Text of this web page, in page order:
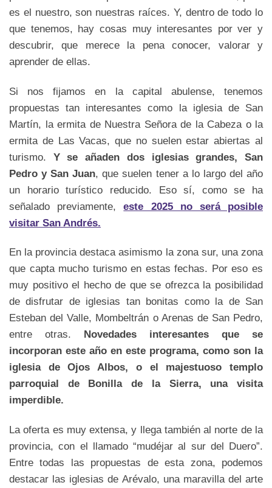
es el nuestro, son nuestras raíces. Y, dentro de todo lo
que tenemos, hay cosas muy interesantes por ver y
descubrir, que merece la pena conocer, valorar y
aprender de ellas.
Si nos fijamos en la capital abulense, tenemos
propuestas tan interesantes como la iglesia de San
Martín, la ermita de Nuestra Señora de la Cabeza o la
ermita de Las Vacas, que no suelen estar abiertas al
turismo. Y se añaden dos iglesias grandes, San
Pedro y San Juan, que suelen tener a lo largo del año
un horario turístico reducido. Eso sí, como se ha
señalado previamente,este 2025 no será posible
visitar San Andrés.
En la provincia destaca asimismo la zona sur, una zona
que capta mucho turismo en estas fechas. Por eso es
muy positivo el hecho de que se ofrezca la posibilidad
de disfrutar de iglesias tan bonitas como la de San
Esteban del Valle, Mombeltrán o Arenas de San Pedro,
entre otras. Novedades interesantes que se
incorporan este año en este programa, como son la
iglesia de Ojos Albos, o el majestuoso templo
parroquial de Bonilla de la Sierra, una visita
imperdible.
La oferta es muy extensa, y llega también al norte de la
provincia, con el llamado “mudéjar al sur del Duero”.
Entre todas las propuestas de esta zona, podemos
destacar las iglesias de Arévalo, una maravilla del arte